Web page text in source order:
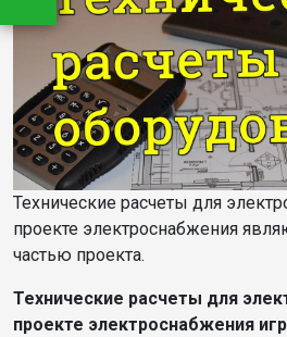
Технические расчеты для
проекте электроснабжения
частью проекта.
Технические расчеты для
проекте электроснабжения